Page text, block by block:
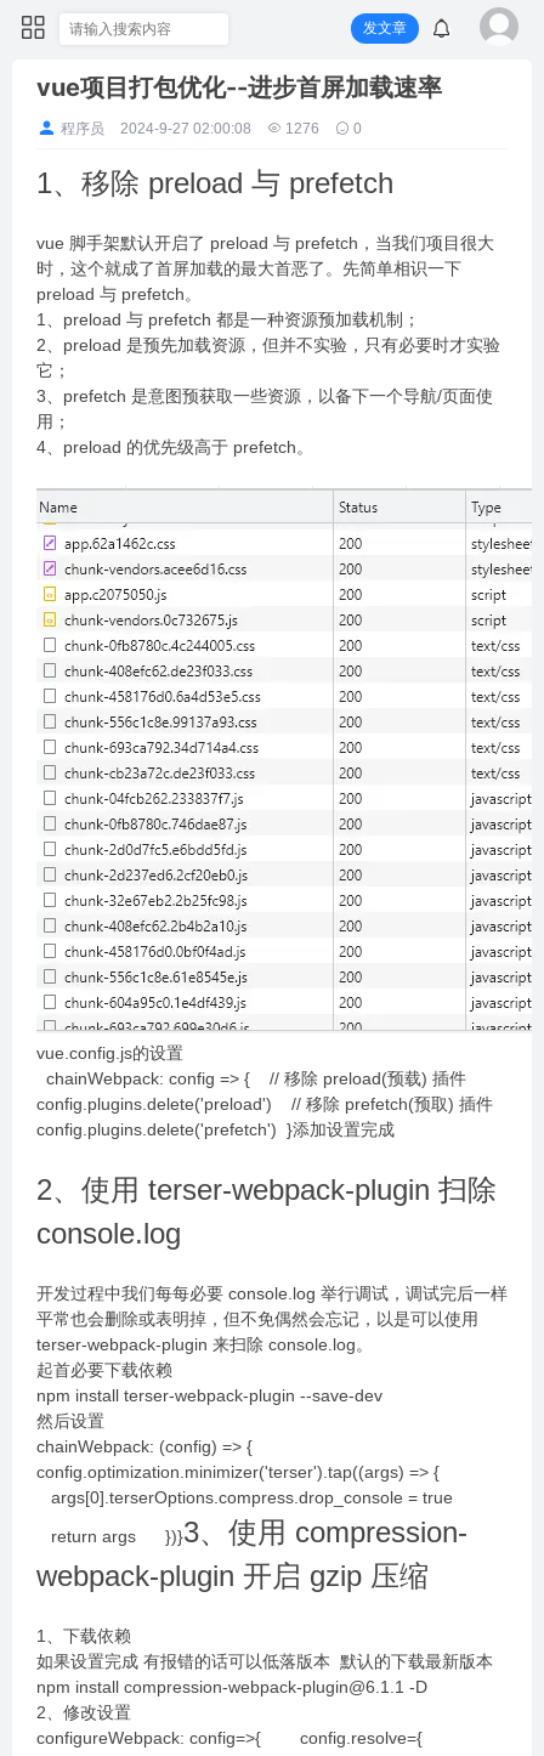
发文章
vue项目打包优化--进步首屏加载速率
程序员 2024-9-27 02:00:08 1276 0
1、移除 preload 与 prefetch
vue 脚手架默认开启了 preload 与 prefetch，当我们项目很大
时，这个就成了首屏加载的最大首恶了。先简单相识一下
preload 与 prefetch。
1、preload 与 prefetch 都是一种资源预加载机制；
2、preload 是预先加载资源，但并不实验，只有必要时才实验
它；
3、prefetch 是意图预获取一些资源，以备下一个导航/页面使
用；
4、preload 的优先级高于 prefetch。
vue.config.js的设置
chainWebpack: config => { // 移除 preload(预载) 插件
config.plugins.delete('preload') // 移除 prefetch(预取) 插件
config.plugins.delete('prefetch') }添加设置完成
2、使用 terser-webpack-plugin 扫除
console.log
开发过程中我们每每必要 console.log 举行调试，调试完后一样
平常也会删除或表明掉，但不免偶然会忘记，以是可以使用
terser-webpack-plugin 来扫除 console.log。
起首必要下载依赖
npm install terser-webpack-plugin --save-dev
然后设置
chainWebpack: (config) => {
config.optimization.minimizer('terser').tap((args) => {
args[0].terserOptions.compress.drop_console = true
return args })}3、使用 compression-
webpack-plugin 开启 gzip 压缩
1、下载依赖
如果设置完成 有报错的话可以低落版本 默认的下载最新版本
npm install compression-webpack-plugin@6.1.1 -D
2、修改设置
configureWebpack: config=>{ config.resolve={